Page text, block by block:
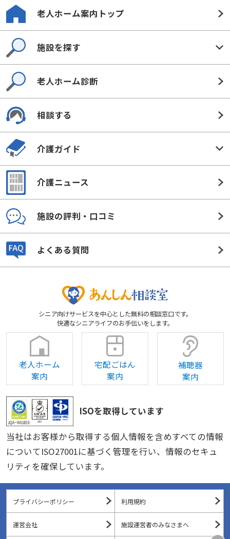
老人ホーム案内トップ
施設を探す
老人ホーム診断
相談する
介護ガイド
介護ニュース
施設の評判・口コミ
よくある質問
シニア向けサービスを中心とした無料の相談窓口です。
快適なシニアライフのお手伝いをします。
老人ホーム
案内
宅配ごはん
案内
補聴器
案内
ISOを取得しています
当社はお客様から取得する個人情報を含めすべての情報
についてISO27001に基づく管理を行い、情報のセキュ
リティを確保しています。
プライバシーポリシー 利用規約
運営会社 施設運営者のみなさまへ